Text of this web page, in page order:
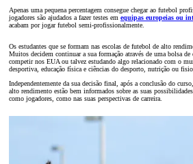
Apenas uma pequena percentagem consegue chegar ao futebol
jogadores são ajudados a fazer testes em equipas europeias ou
acabam por jogar futebol semi-profissionalmente.
Os estudantes que se formam nas escolas de futebol de alto
Muitos decidem continuar a sua formação através de uma bolsa de
competir nos EUA ou talvez estudando algo relacionado com o
desportiva, educação física e ciências do desporto, nutrição ou
Independentemente da sua decisão final, após a conclusão do
alto rendimento estão bem informados sobre as suas
como jogadores, como nas suas perspectivas de carreira.